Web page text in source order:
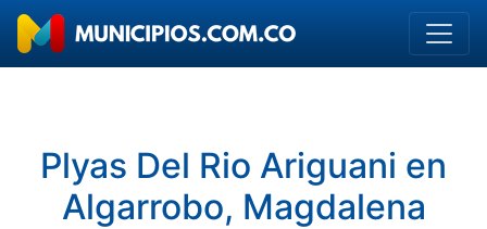
Plyas Del Rio Ariguani en
Algarrobo, Magdalena